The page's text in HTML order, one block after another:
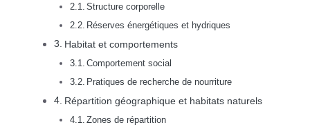
Structure corporelle
Réserves énergétiques et hydriques
Habitat et comportements
Comportement social
Pratiques de recherche de nourriture
Répartition géographique et habitats naturels
Zones de répartition